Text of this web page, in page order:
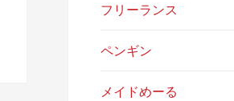
フリーランス
ペンギン
メイドめーる